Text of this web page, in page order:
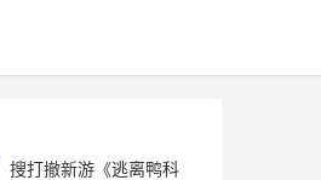
搜打撤新游《逃离鸭科